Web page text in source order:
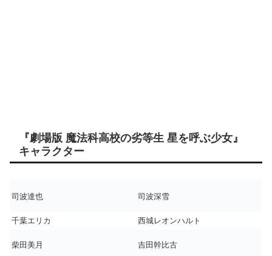
『劇場版 魔法科高校の劣等生 星を呼ぶ少女』
キャラクター
司波達也 司波深雪
千葉エリカ 西城レオンハルト
柴田美月 吉田幹比古